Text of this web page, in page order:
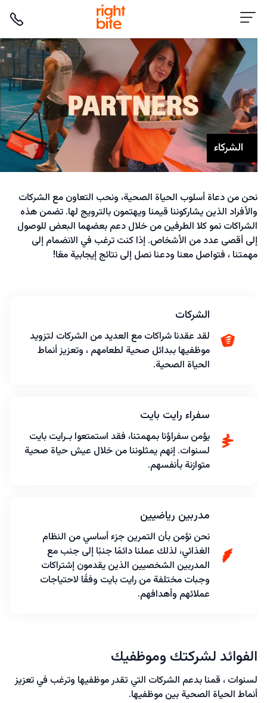
الشركاء
نحن من دعاة أسلوب الحياة الصحية، ونحب التعاون مع الشركات
والأفراد الذين يشاركوننا قيمنا ويهتمون بالترويج لها. تضمن هذه
الشراكات نمو كلا الطرفين من خلال دعم بعضهما البعض للوصول
إلى أقصى عدد من الأشخاص. إذا كنت ترغب في الانضمام إلى
مهمتنا ، فتواصل معنا ودعنا نصل إلى نتائج إيجابية معًا!
الشركات
لقد عقدنا شراكات مع العديد من الشركات لتزويد
موظفيها ببدائل صحية لطعامهم ، وتعزيز أنماط
الحياة الصحية.
سفراء رايت بايت
يؤمن سفراؤنا بمهمتنا، فقد استمتعوا بـرايت بايت
لسنوات. إنهم يمثلوننا من خلال عيش حياة صحية
متوازنة بأنفسهم.
مدربين رياضيين
نحن نؤمن بأن التمرين جزء أساسي من النظام
الغذائي، لذلك عملنا دائمًا جنبًا إلى جنب مع
المدربين الشخصيين الذين يقدمون إشتراكات
وجبات مختلفة من رايت بايت وفقًا لاحتياجات
عملائهم وأهدافهم.
الفوائد لشركتك وموظفيك
لسنوات ، قمنا بدعم الشركات التي تقدر موظفيها وترغب في تعزيز
أنماط الحياة الصحية بين موظفيها.